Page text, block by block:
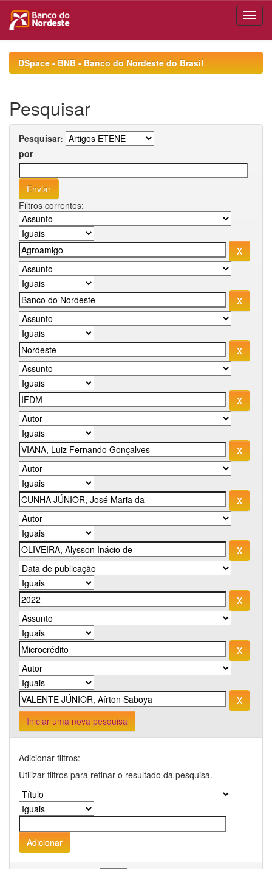
navigationDSpace - BNB - Banco do Nordeste do Brasil
Pesquisar
Pesquisar:
por
Filtros correntes:
Iniciar uma nova pesquisa
Adicionar filtros:
Utilizar filtros para refinar o resultado da pesquisa.